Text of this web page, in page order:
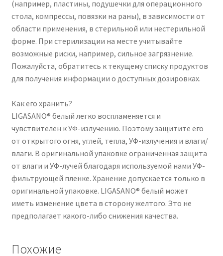
(например, пластины, подушечки для операционного
стола, компрессы, повязки на раны), в зависимости от
области применения, в стерильной или нестерильной
форме. При стерилизации на месте учитывайте
возможные риски, например, сильное загрязнение.
Пожалуйста, обратитесь к текущему списку продуктов
для получения информации о доступных дозировках.
Как его хранить?
LIGASANO® белый легко воспламеняется и
чувствителен к УФ-излучению. Поэтому защитите его
от открытого огня, углей, тепла, УФ-излучения и влаги/
влаги. В оригинальной упаковке ограниченная защита
от влаги и УФ-лучей благодаря используемой нами УФ-
фильтрующей пленке. Хранение допускается только в
оригинальной упаковке. LIGASANO® белый может
иметь изменение цвета в сторону желтого. Это не
предполагает какого-либо снижения качества.
Похожие